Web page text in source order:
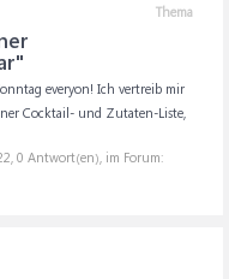
Thema
everyon! Ich vertreib mir
Cocktail- und Zutaten-Liste,
, 0 Antwort(en), im Forum: